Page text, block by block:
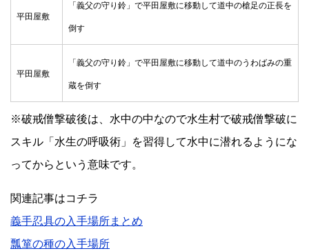
平田屋敷
「義父の守り鈴」で平田屋敷に移動して道中の槍足の正長を
倒す
平田屋敷
「義父の守り鈴」で平田屋敷に移動して道中のうわばみの重
蔵を倒す
※破戒僧撃破後は、水中の中なので水生村で破戒僧撃破に
スキル「水生の呼吸術」を習得して水中に潜れるようにな
ってからという意味です。
関連記事はコチラ
義手忍具の入手場所まとめ
瓢箪の種の入手場所